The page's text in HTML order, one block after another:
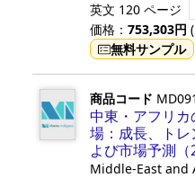
英文 120 ページ
価格： 753,303円
無料サンプル
商品コード
中東・アフリ
場：成長、ト
よび市場予測（
Middle-East